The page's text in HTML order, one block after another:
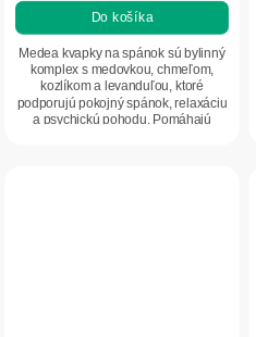
Do košíka
Medea kvapky na spánok sú bylinný
komplex s medovkou, chmeľom,
kozlíkom a levanduľou, ktoré
podporujú pokojný spánok, relaxáciu
a psychickú pohodu. Pomáhajú